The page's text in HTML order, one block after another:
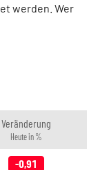
werden. Wer
Veränderung
Heute in %
-0,91